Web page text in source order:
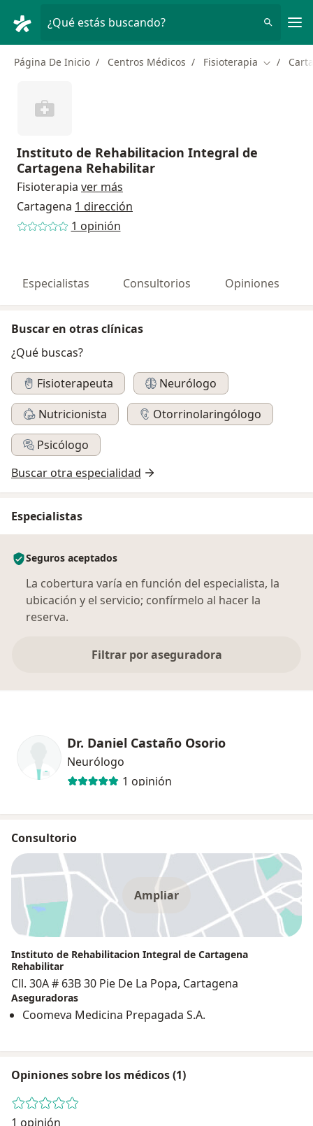
¿Qué estás buscando?
Página De Inicio Centros Médicos Fisioterapia Cambiar
Instituto de Rehabilitacion Integral de
Cartagena Rehabilitar
Fisioterapia ver más
Cartagena 1 dirección
1 opinión
Especialistas Consultorios Opiniones
Buscar en otras clínicas
¿Qué buscas?
Fisioterapeuta
Neurólogo
Nutricionista
Otorrinolaringólogo
Psicólogo
Buscar otra especialidad
Especialistas
Seguros aceptados
La cobertura varía en función del especialista, la
ubicación y el servicio; confírmelo al hacer la
reserva.
Filtrar por aseguradora
Dr. Daniel Castaño Osorio
Neurólogo
1 opinión
Consultorio
Ampliar
Instituto de Rehabilitacion Integral de Cartagena
Rehabilitar
Cll. 30A # 63B 30 Pie De La Popa, Cartagena
Aseguradoras
Coomeva Medicina Prepagada S.A.
Opiniones sobre los médicos (1)
1 opinión